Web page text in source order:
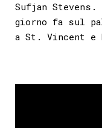
Sufjan
giorno fa sul
a St. Vincent e